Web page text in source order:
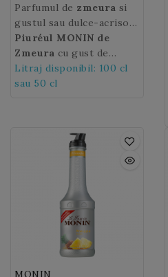
Parfumul de zmeura si
gustul sau dulce-acrisor
aduc prospetime in
patiserie sau in bauturi.
CuPiuré-ul de Zmeura
Moninputeti savura
Piuréul MONIN de
Zmeura cu gust de
fructe proaspat culese
va va permite sa creati
de zmeura.
Litraj disponibil: 100 cl
sau 50 cl
MONIN